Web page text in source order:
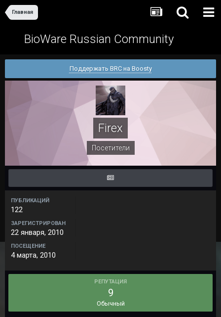
Главная
BioWare Russian Community
Поддержать BRC на Boosty
Firex
Посетители
ПУБЛИКАЦИЙ
122
ЗАРЕГИСТРИРОВАН
22 января, 2010
ПОСЕЩЕНИЕ
4 марта, 2010
РЕПУТАЦИЯ
9
Обычный